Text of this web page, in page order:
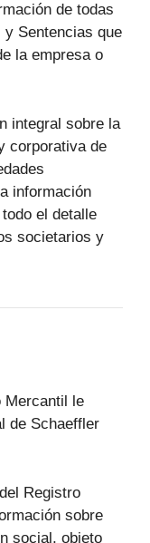
de todas
Sentencias que
la empresa o
integral sobre la
corporativa de
información
el detalle
societarios y
Mercantil le
de Schaeffler
Registro
sobre
social, objeto